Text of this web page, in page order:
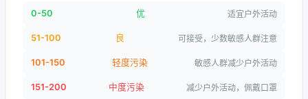
0-50 优 适宜户外活动
51-100 良 可接受，少数敏感人群注意
101-150 轻度污染 敏感人群减少户外活动
151-200 中度污染 减少户外活动，佩戴口罩